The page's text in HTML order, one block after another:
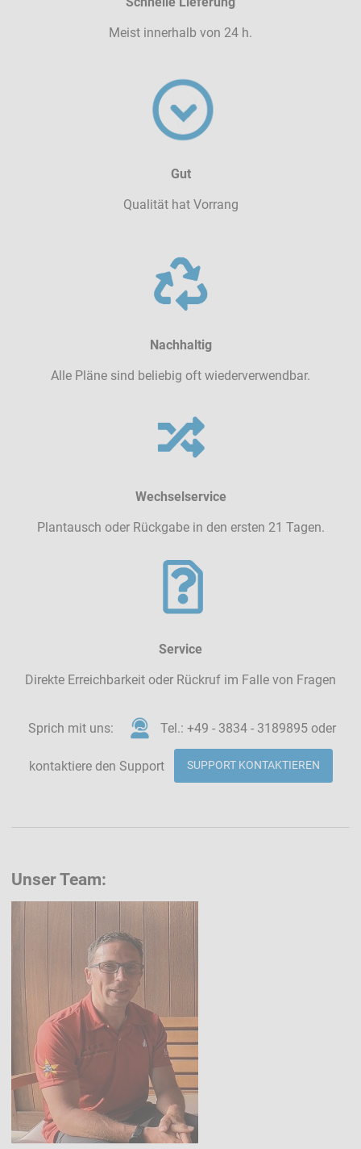
Meist innerhalb von 24 h.
Gut
Qualität hat Vorrang
Nachhaltig
Alle Pläne sind beliebig oft wiederverwendbar.
Wechselservice
Plantausch oder Rückgabe in den ersten 21 Tagen.
Service
Direkte Erreichbarkeit oder Rückruf im Falle von Fragen
Sprich mit uns: Tel.: +49 - 3834 - 3189895 oder
kontaktiere den Support SUPPORT KONTAKTIEREN
Unser Team: